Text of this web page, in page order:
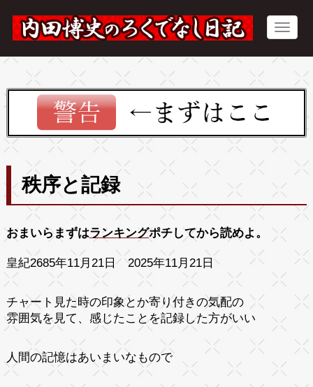
秩序と記録
おまいらまずはランキングポチしてから読めよ。
皇紀2685年11月21日 2025年11月21日
チャート見た時の印象とか寄り付きの気配の
雰囲気を見て、感じたことを記録した方がいい
人間の記憶はあいまいなもので